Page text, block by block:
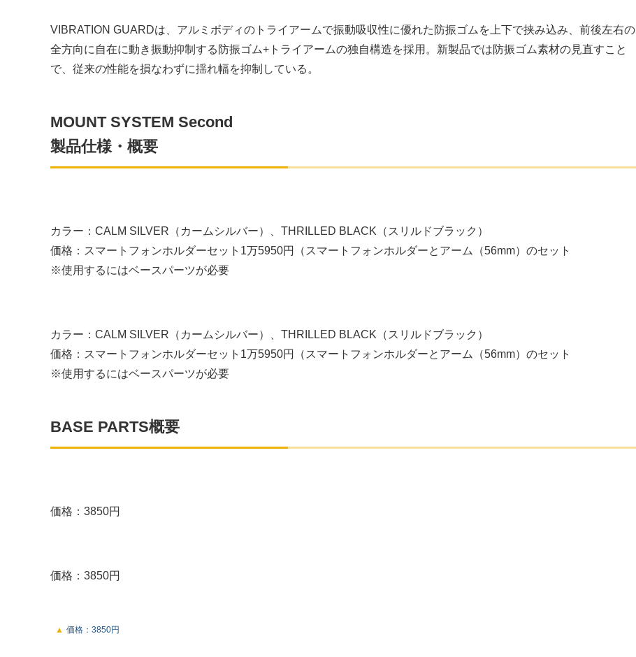
VIBRATION GUARDは、アルミボディのトライアームで振動吸収性に優れた防振ゴムを上下で挟み込み、前後左右の
全方向に自在に動き振動抑制する防振ゴム+トライアームの独自構造を採用。新製品では防振ゴム素材の見直すこと
で、従来の性能を損なわずに揺れ幅を抑制している。
MOUNT SYSTEM Second
製品仕様・概要
カラー：CALM SILVER（カームシルバー）、THRILLED BLACK（スリルドブラック）
価格：スマートフォンホルダーセット1万5950円（スマートフォンホルダーとアーム（56mm）のセット
※使用するにはベースパーツが必要
カラー：CALM SILVER（カームシルバー）、THRILLED BLACK（スリルドブラック）
価格：スマートフォンホルダーセット1万5950円（スマートフォンホルダーとアーム（56mm）のセット
※使用するにはベースパーツが必要
BASE PARTS概要
価格：3850円
価格：3850円
価格：3850円